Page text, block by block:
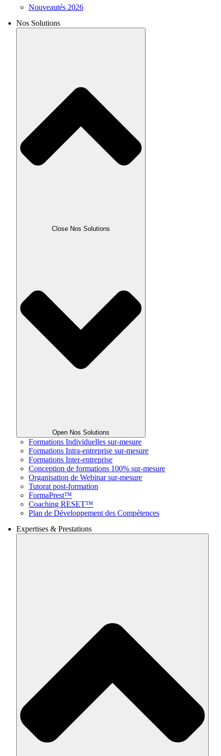
Nouveautés 2026
Nos Solutions
Close Nos Solutions
Open Nos Solutions
Formations Individuelles sur-mesure
Formations Intra-entreprise sur-mesure
Formations Inter-entreprise
Conception de formations 100% sur-mesure
Organisation de Webinar sur-mesure
Tutorat post-formation
FormaPrest™
Coaching RESET™
Plan de Développement des Compétences
Expertises & Prestations